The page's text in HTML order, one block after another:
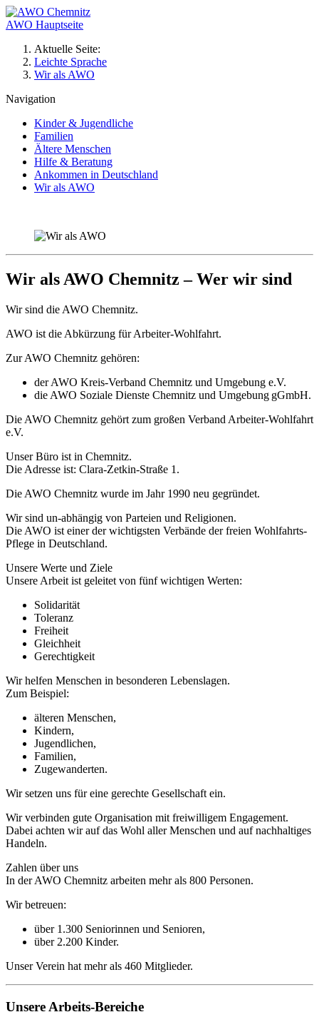
AWO Hauptseite
Aktuelle Seite:
Leichte Sprache
Wir als AWO
Navigation
Kinder & Jugendliche
Familien
Ältere Menschen
Hilfe & Beratung
Ankommen in Deutschland
Wir als AWO
Wir als AWO Chemnitz – Wer wir sind
Wir sind die AWO Chemnitz.
AWO ist die Abkürzung für Arbeiter-Wohlfahrt.
Zur AWO Chemnitz gehören:
der AWO Kreis-Verband Chemnitz und Umgebung e.V.
die AWO Soziale Dienste Chemnitz und Umgebung gGmbH.
Die AWO Chemnitz gehört zum großen Verband Arbeiter-Wohlfahrt
e.V.
Unser Büro ist in Chemnitz.
Die Adresse ist: Clara-Zetkin-Straße 1.
Die AWO Chemnitz wurde im Jahr 1990 neu gegründet.
Wir sind un-abhängig von Parteien und Religionen.
Die AWO ist einer der wichtigsten Verbände der freien Wohlfahrts-
Pflege in Deutschland.
Unsere Werte und Ziele
Unsere Arbeit ist geleitet von fünf wichtigen Werten:
Solidarität
Toleranz
Freiheit
Gleichheit
Gerechtigkeit
Wir helfen Menschen in besonderen Lebenslagen.
Zum Beispiel:
älteren Menschen,
Kindern,
Jugendlichen,
Familien,
Zugewanderten.
Wir setzen uns für eine gerechte Gesellschaft ein.
Wir verbinden gute Organisation mit freiwilligem Engagement.
Dabei achten wir auf das Wohl aller Menschen und auf nachhaltiges
Handeln.
Zahlen über uns
In der AWO Chemnitz arbeiten mehr als 800 Personen.
Wir betreuen:
über 1.300 Seniorinnen und Senioren,
über 2.200 Kinder.
Unser Verein hat mehr als 460 Mitglieder.
Unsere Arbeits-Bereiche